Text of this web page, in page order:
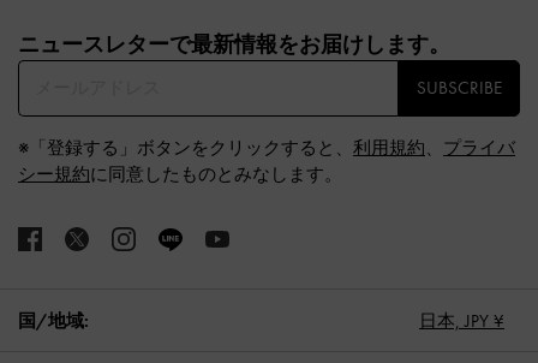
ニュースレターで最新情報をお届けします。​
SUBSCRIBE
※「登録する」ボタンをクリックすると、 利用規約、 プライバ
シー規約に同意したものとみなします。
国/地域: 日本, JPY ¥